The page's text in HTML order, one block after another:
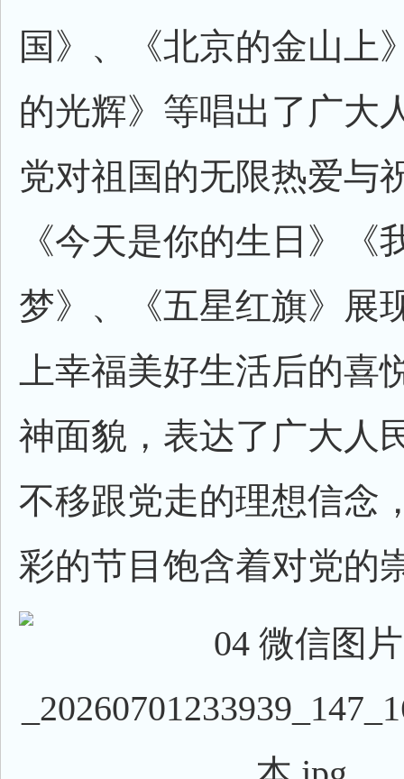
国》、《北京的金山上
的光辉》等唱出了广大
党对祖国的无限热爱与
《今天是你的生日》《
梦》、《五星红旗》展
上幸福美好生活后的喜
神面貌，表达了广大人
不移跟党走的理想信念
彩的节目饱含着对党的